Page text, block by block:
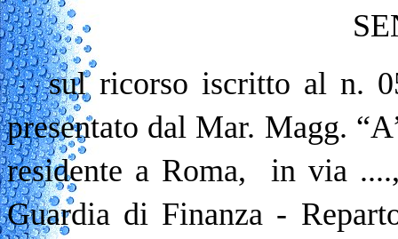
sul ricorso iscritto al n.
presentato dal Mar. Magg.
residente a Roma, in via
Guardia di Finanza -